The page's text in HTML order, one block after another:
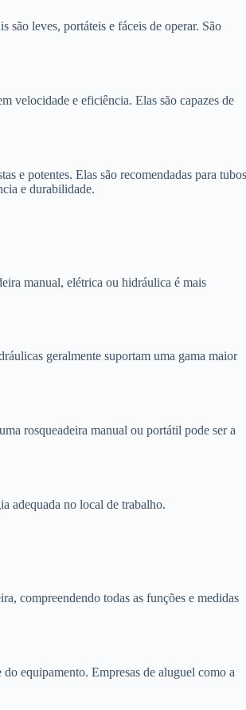
são leves, portáteis e fáceis de operar. São
velocidade e eficiência. Elas são capazes de
e potentes. Elas são recomendadas para
e durabilidade.
manual, elétrica ou hidráulica é mais
geralmente suportam uma gama maior
rosqueadeira manual ou portátil pode ser a
adequada no local de trabalho.
compreendendo todas as funções e medidas
equipamento. Empresas de aluguel como a